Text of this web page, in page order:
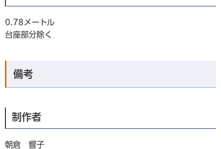
0.78メートル
台座部分除く
備考
制作者
朝倉 響子